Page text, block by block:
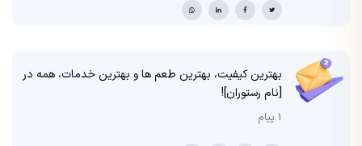
بهترین کیفیت، بهترین طعم ها و بهترین خدمات، همه در
[نام رستوران]!
1 پیام